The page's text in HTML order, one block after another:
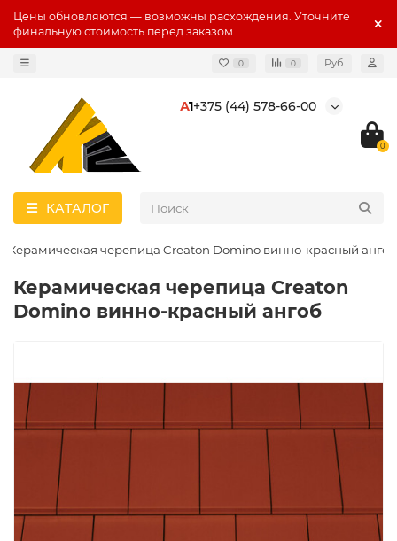
Цены обновляются — возможны расхождения. Уточните
финальную стоимость перед заказом.
0 0 Руб.
А1+375 (44) 578-66-00
0
КАТАЛОГ
Керамическая черепица Creaton Domino винно-красный ангоб
Керамическая черепица Creaton
Domino винно-красный ангоб